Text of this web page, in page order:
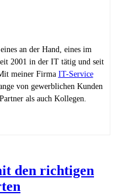
an der Hand, eines im
2001 in der IT tätig und seit
meiner Firma IT-Service
von gewerblichen Kunden
als auch Kollegen.
den richtigen